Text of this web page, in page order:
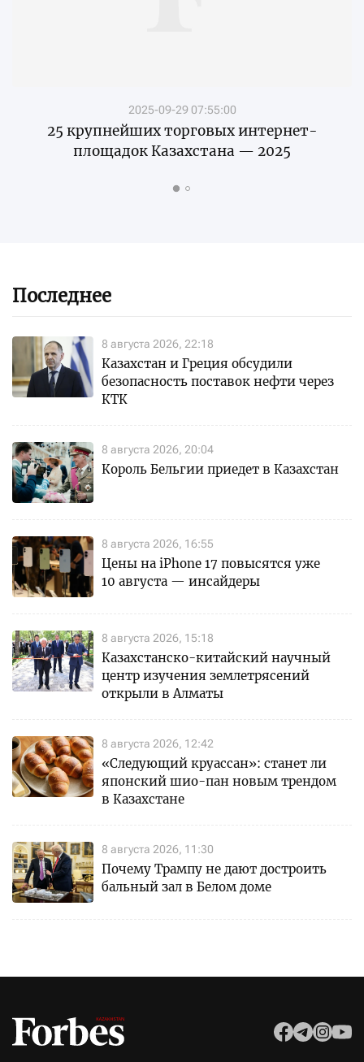
2025-09-29 07:55:00
25 крупнейших торговых интернет-
площадок Казахстана — 2025
Последнее
8 августа 2026, 22:18
Казахстан и Греция обсудили
безопасность поставок нефти через
КТК
8 августа 2026, 20:04
Король Бельгии приедет в Казахстан
8 августа 2026, 16:55
Цены на iPhone 17 повысятся уже
10 августа — инсайдеры
8 августа 2026, 15:18
Казахстанско-китайский научный
центр изучения землетрясений
открыли в Алматы
8 августа 2026, 12:42
«Следующий круассан»: станет ли
японский шио-пан новым трендом
в Казахстане
8 августа 2026, 11:30
Почему Трампу не дают достроить
бальный зал в Белом доме